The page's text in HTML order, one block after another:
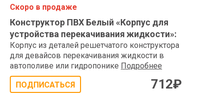
Скоро в продаже
Конструктор ПВХ Белый «Корпус для
устройства перекачивания жидкости»:
Корпус из деталей решетчатого конструктора
для девайсов перекачивания жидкости в
автополиве или гидропонике Подробнее
ПОДПИСАТЬСЯ 712₽